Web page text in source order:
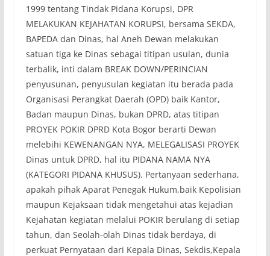
1999 tentang Tindak Pidana Korupsi, DPR
MELAKUKAN KEJAHATAN KORUPSI, bersama SEKDA,
BAPEDA dan Dinas, hal Aneh Dewan melakukan
satuan tiga ke Dinas sebagai titipan usulan, dunia
terbalik, inti dalam BREAK DOWN/PERINCIAN
penyusunan, penyusulan kegiatan itu berada pada
Organisasi Perangkat Daerah (OPD) baik Kantor,
Badan maupun Dinas, bukan DPRD, atas titipan
PROYEK POKIR DPRD Kota Bogor berarti Dewan
melebihi KEWENANGAN NYA, MELEGALISASI PROYEK
Dinas untuk DPRD, hal itu PIDANA NAMA NYA
(KATEGORI PIDANA KHUSUS). Pertanyaan sederhana,
apakah pihak Aparat Penegak Hukum,baik Kepolisian
maupun Kejaksaan tidak mengetahui atas kejadian
Kejahatan kegiatan melalui POKIR berulang di setiap
tahun, dan Seolah-olah Dinas tidak berdaya, di
perkuat Pernyataan dari Kepala Dinas, Sekdis,Kepala